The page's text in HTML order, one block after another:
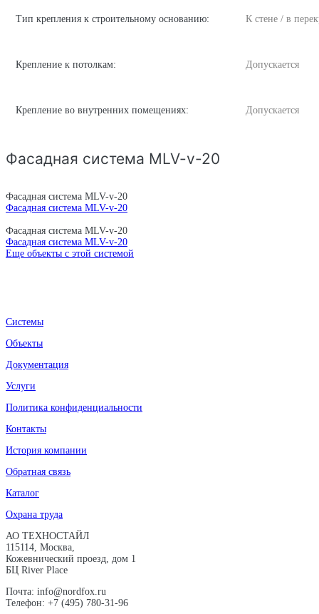
Тип крепления к строительному основанию: К стене / в
Крепление к потолкам: Допускается
Крепление во внутренних помещениях: Допускается
Фасадная система MLV-v-20
Фасадная система MLV-v-20
Фасадная система MLV-v-20
Фасадная система MLV-v-20
Фасадная система MLV-v-20
Еще объекты с этой системой
Системы
Объекты
Документация
Услуги
Политика конфиденциальности
Контакты
История компании
Обратная связь
Каталог
Охрана труда
АО ТЕХНОСТАЙЛ
115114, Москва,
Кожевнический проезд, дом 1
БЦ River Place
Почта: info@nordfox.ru
Телефон: +7 (495) 780-31-96